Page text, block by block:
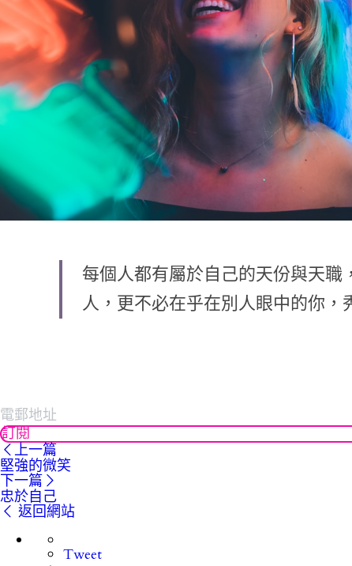
每個人都有屬於自己的天份與天職
人，更不必在乎在別人眼中的你，
訂閱
上一篇
堅強的微笑
下一篇
忠於自己
返回網站
Tweet